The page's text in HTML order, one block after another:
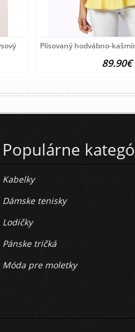
Plisovaný hodvábno-
89.90€
Populárne
Kabelky
Dámske tenisky
Lodičky
Pánske tričká
Móda pre moletky